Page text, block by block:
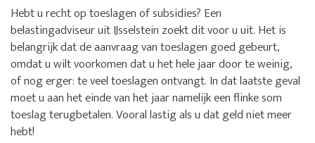
Hebt u recht op toeslagen of subsidies? Een
belastingadviseur uit IJsselstein zoekt dit voor u uit. Het is
belangrijk dat de aanvraag van toeslagen goed gebeurt,
omdat u wilt voorkomen dat u het hele jaar door te weinig,
of nog erger: te veel toeslagen ontvangt. In dat laatste geval
moet u aan het einde van het jaar namelijk een flinke som
toeslag terugbetalen. Vooral lastig als u dat geld niet meer
hebt!